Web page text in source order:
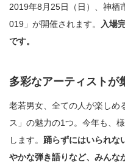
2019年8月25日（日）、神栖
019」が開催されます。 入場
です。
多彩なアーティストが
老若男女、全ての人が楽しめ
ス」の魅力の1つ。今年も、
します。 踊らずにはいられな
やかな弾き語りなど、みんな